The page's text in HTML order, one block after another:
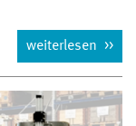
weiterlesen